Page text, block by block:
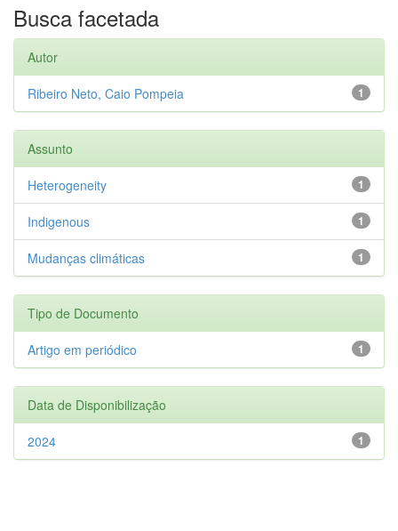
Busca facetada
Autor
1
Ribeiro Neto, Caio Pompeia
Assunto
1
Heterogeneity
1
Indigenous
1
Mudanças climáticas
Tipo de Documento
1
Artigo em periódico
Data de Disponibilização
1
2024